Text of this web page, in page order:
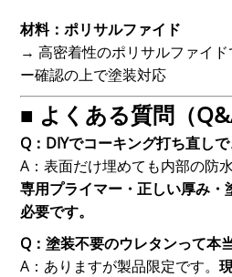
材料：ポリサルファイド
→ 高密着性のポリサルファイ
ー確認の上で塗装対応
■ よくある質問（
Q：DIYでコーキング打ち直し
A：表面だけ埋めても内部の防
専用プライマー・正しい厚み・
必要です。
Q：塗装不要のウレタンって本
A：ありますが製品限定です。